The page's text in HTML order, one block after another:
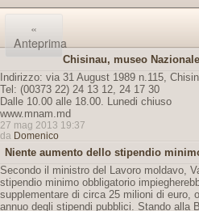
«
Anteprima
Chisinau, museo
Indirizzo: via 31 August 1989 n.115,
Tel: (00373 22) 24 13 12, 24 17 30
Dalle 10.00 alle 18.00. Lunedi chiuso
www.mnam.md
27 mag 2013 19:37
da Domenico
Niente aumento dello stipendio
Secondo il ministro del Lavoro moldavo,
stipendio minimo obbligatorio
supplementare di circa 25 milioni di euro,
annuo degli stipendi pubblici. Stando alla